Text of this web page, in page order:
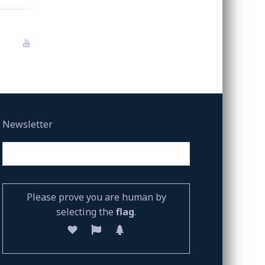
Newsletter
Please prove you are human by
selecting the flag.